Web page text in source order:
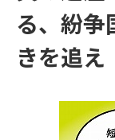
大学パンフ
過去問題集
る、紛争
きを追え